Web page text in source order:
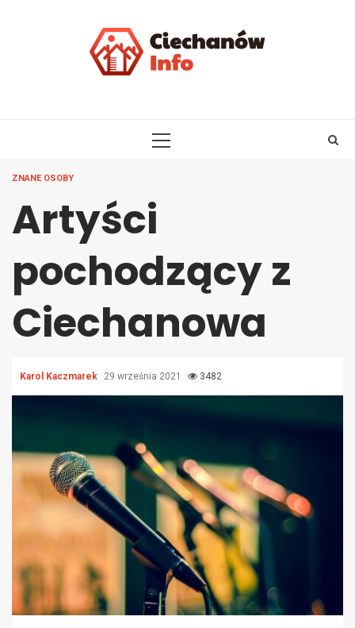
PRIMARY
ZNANE OSOBY
Artyści
pochodzący z
Ciechanowa
Karol Kaczmarek 29 września 2021 3482